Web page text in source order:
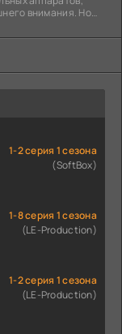
внимания. Но
1-2 серия 1 сезона
(SoftBox)
1-8 серия 1 сезона
(LE-Production)
1-2 серия 1 сезона
(LE-Production)